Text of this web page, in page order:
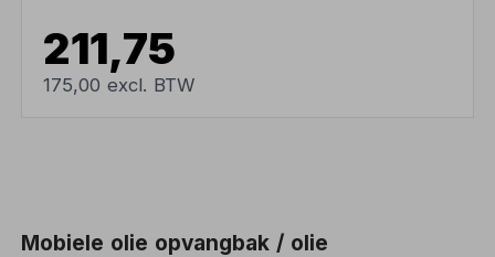
211,75
175,00 excl. BTW
Mobiele olie opvangbak / olie